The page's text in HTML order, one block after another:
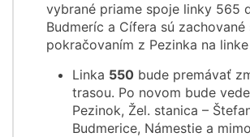
vybrané priame spoje linky 565
Budmeríc a Cífera sú zachované
pokračovaním z Pezinka na
Linka 550 bude premávať
trasou. Po novom bude
Pezinok, Žel. stanica –
Budmerice, Námestie a